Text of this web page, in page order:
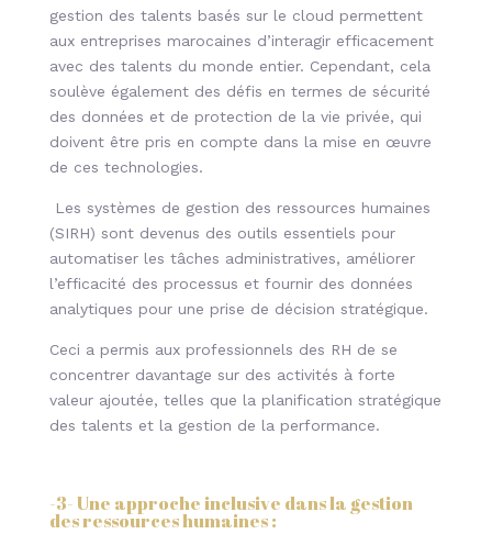
gestion des talents basés sur le cloud permettent
aux entreprises marocaines d’interagir efficacement
avec des talents du monde entier. Cependant, cela
soulève également des défis en termes de sécurité
des données et de protection de la vie privée, qui
doivent être pris en compte dans la mise en œuvre
de ces technologies.
Les systèmes de gestion des ressources humaines
(SIRH) sont devenus des outils essentiels pour
automatiser les tâches administratives, améliorer
l’efficacité des processus et fournir des données
analytiques pour une prise de décision stratégique.
Ceci a permis aux professionnels des RH de se
concentrer davantage sur des activités à forte
valeur ajoutée, telles que la planification stratégique
des talents et la gestion de la performance.
-3-Une approche inclusive dans la gestion
des ressources humaines: